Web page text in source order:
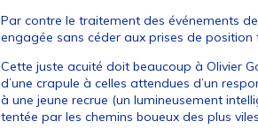
Par contre le traitement des événements
engagée sans céder aux prises de
Cette juste acuité doit beaucoup à Olivier
d’une crapule à celles attendues d’un
à une jeune recrue (un lumineusement
tentée par les chemins boueux des plus